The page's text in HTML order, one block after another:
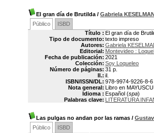
El gran día de Brutilda / Gabriela
Público
ISBD
Título : El gran día de
Tipo de documento: texto impreso
Autores: Gabriela
Editorial: Montevideo :
Fecha de publicación: 2021
Colección: Soy Loqueleo
Número de páginas: 31 p.
Il.: il.
ISBN/ISSN/DL: 978-9974-9226-8-6
Nota general: Libro en
Idioma : Español (spa)
Palabras clave: LITERATURA
Las pulgas no andan por las ramas /
Público
ISBD